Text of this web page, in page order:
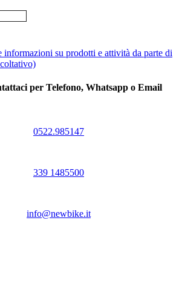
informazioni su prodotti e attività da parte di
per Telefono, Whatsapp o Email
0522.985147
339 1485500
info@newbike.it